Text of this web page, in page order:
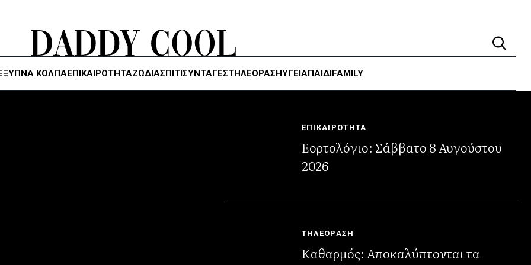
ΚΌΛΠΑΕΠΙΚΑΙΡΟΤΗΤΑΖΏΔΙΑΣΠΙΤΙΣΥΝΤΑΓΕΣΤΗΛΕΌΡΑΣΗΥΓΕΊΑΠΑΙΔΙFAMILY
ΕΠΙΚΑΙΡΟΤΗΤΑ
Εορτολόγιο: Σάββατο 8 Αυγούστου
2026
ΤΗΛΕΟΡΑΣΗ
Καθαρμός: Αποκαλύπτονται τα